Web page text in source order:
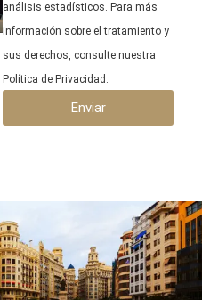
análisis estadísticos. Para más
información sobre el tratamiento y
sus derechos, consulte nuestra
Política de Privacidad.
Enviar